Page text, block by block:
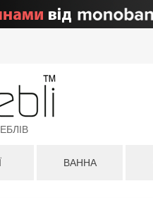
ВАННА